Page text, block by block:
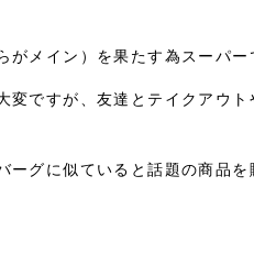
メイン）を果たす為スーパー
変ですが、友達とテイクアウ
グに似ていると話題の商品を